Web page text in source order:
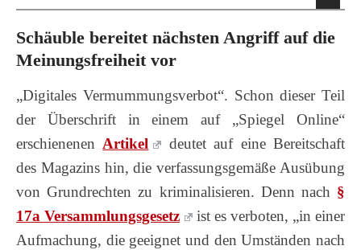
Schäuble bereitet nächsten Angriff auf die
Meinungsfreiheit vor
„Digitales Vermummungsverbot“. Schon dieser Teil
der Überschrift in einem auf „Spiegel Online“
erschienenenArtikel
deutet auf eine Bereitschaft
des Magazins hin, die verfassungsgemäße Ausübung
von Grundrechten zu kriminalisieren. Denn nach §
17a Versammlungsgesetz
ist es verboten, „in einer
Aufmachung, die geeignet und den Umständen nach